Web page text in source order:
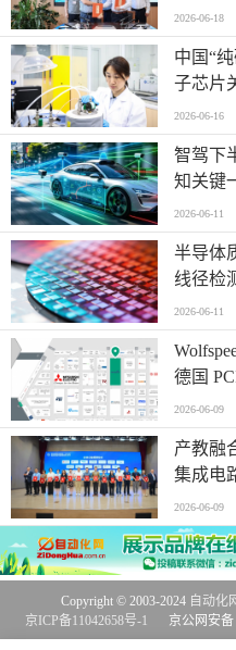
2026-06-18
中国“
子芯片
2026-06-16
智驾下
知关键
2026-06-11
半导体
线径检
2026-06-11
德国
2026-06-09
产教融
集成电
2026-06-09
Copyright © 2003-2024 自动化
京ICP备11042658号-1
京公网安备